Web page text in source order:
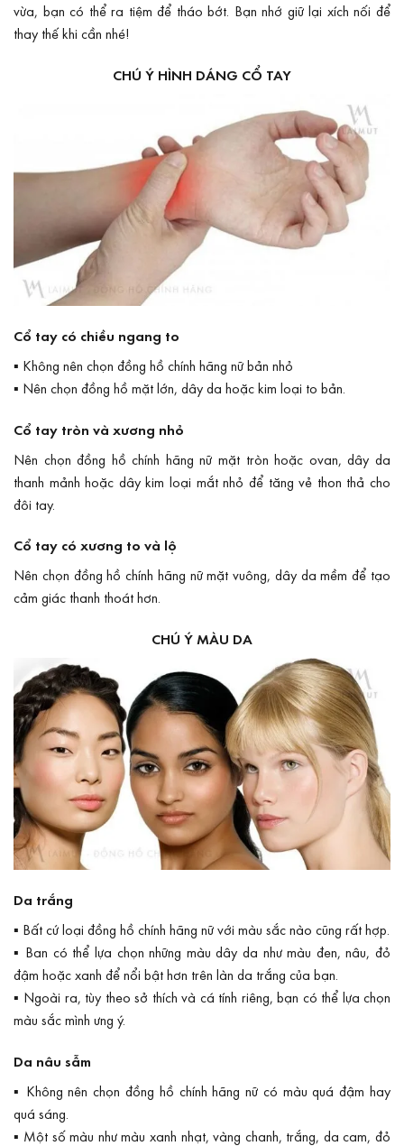
vừa, bạn có thể ra tiệm để tháo bớt. Bạn nhớ giữ lại xích nối để
thay thế khi cần nhé!
CHÚ Ý HÌNH DÁNG CỔ TAY
Cổ tay có chiều ngang to
▪ Không nên chọn đồng hồ chính hãng nữ bản nhỏ
▪ Nên chọn đồng hồ mặt lớn, dây da hoặc kim loại to bản.
Cổ tay tròn và xương nhỏ
Nên chọn đồng hồ chính hãng nữ mặt tròn hoặc ovan, dây da
thanh mảnh hoặc dây kim loại mắt nhỏ để tăng vẻ thon thả cho
đôi tay.
Cổ tay có xương to và lộ
Nên chọn đồng hồ chính hãng nữ mặt vuông, dây da mềm để tạo
cảm giác thanh thoát hơn.
CHÚ Ý MÀU DA
Da trắng
▪ Bất cứ loại đồng hồ chính hãng nữ với màu sắc nào cũng rất hợp.
▪ Ban có thể lựa chọn những màu dây da như màu đen, nâu, đỏ
đậm hoặc xanh để nổi bật hơn trên làn da trắng của bạn.
▪ Ngoài ra, tùy theo sở thích và cá tính riêng, bạn có thể lựa chọn
màu sắc mình ưng ý.
Da nâu sẫm
▪ Không nên chọn đồng hồ chính hãng nữ có màu quá đậm hay
quá sáng.
▪ Một số màu như màu xanh nhạt, vàng chanh, trắng, da cam, đỏ